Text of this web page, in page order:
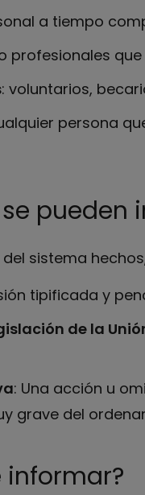
a tiempo
profesionales
: voluntarios,
persona
pueden
sistema
tipificada y
de la
: Una acción u
grave del
informar?